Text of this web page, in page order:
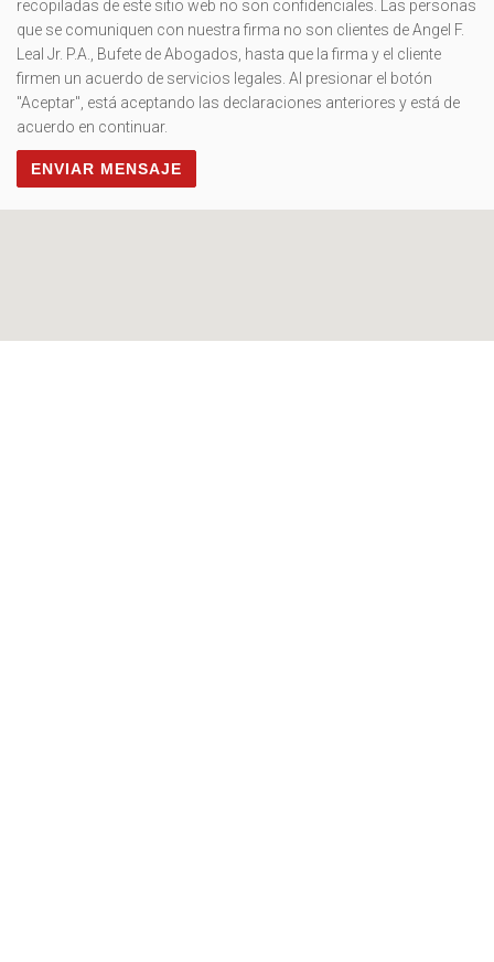
recopiladas de este sitio web no son confidenciales. Las personas
que se comuniquen con nuestra firma no son clientes de Angel F.
Leal Jr. P.A., Bufete de Abogados, hasta que la firma y el cliente
firmen un acuerdo de servicios legales. Al presionar el botón
"Aceptar", está aceptando las declaraciones anteriores y está de
acuerdo en continuar.